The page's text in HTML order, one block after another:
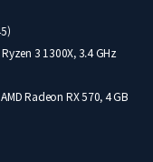
3 1300X, 3.4 GHz
Radeon RX 570, 4 GB